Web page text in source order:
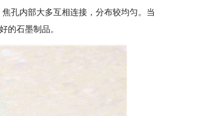
孔内部大多互相连接，分布较均匀。当
的石墨制品。